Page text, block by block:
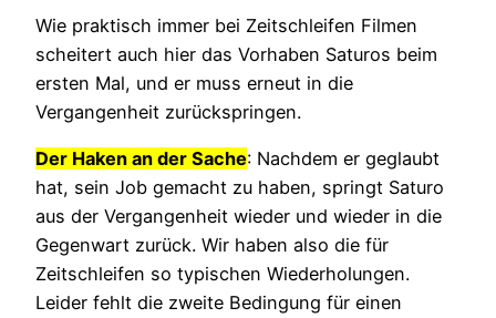
Wie praktisch immer bei Zeitschleifen Filmen
scheitert auch hier das Vorhaben Saturos beim
ersten Mal, und er muss erneut in die
Vergangenheit zurückspringen.
Der Haken an der Sache: Nachdem er geglaubt
hat, sein Job gemacht zu haben, springt Saturo
aus der Vergangenheit wieder und wieder in die
Gegenwart zurück. Wir haben also die für
Zeitschleifen so typischen Wiederholungen.
Leider fehlt die zweite Bedingung für einen